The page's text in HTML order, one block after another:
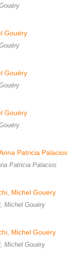
Patricia Palacios
Michel Gouéry
Michel Gouéry